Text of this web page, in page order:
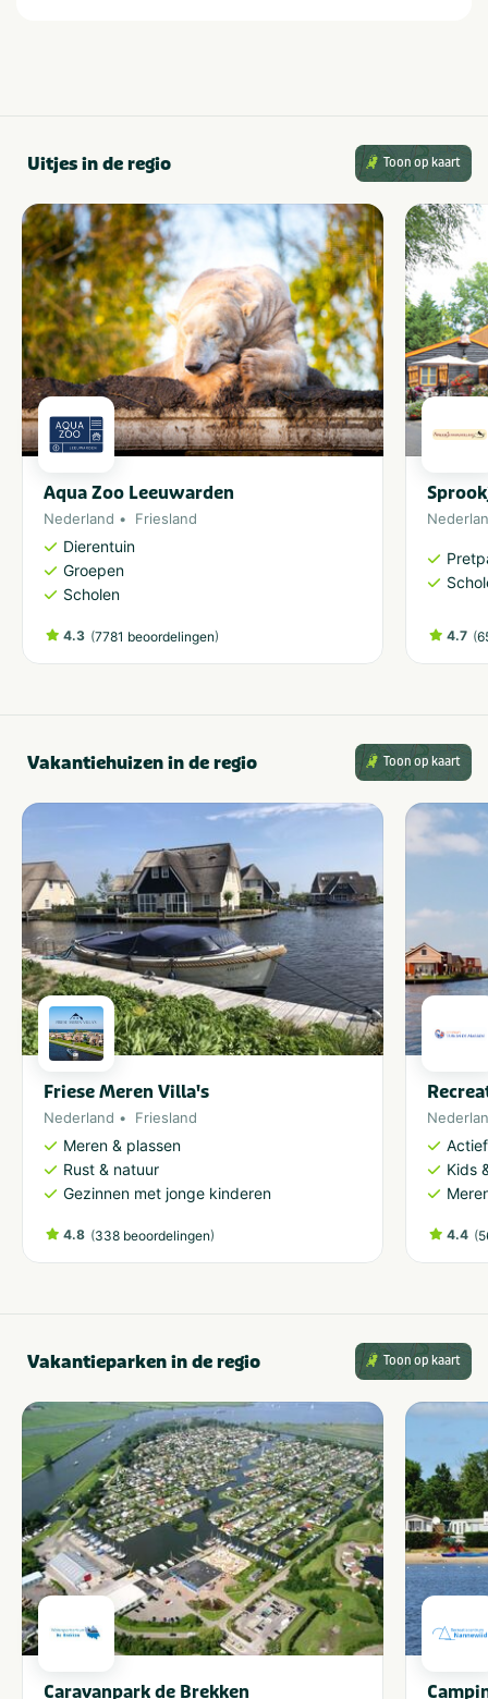
Wasdroger op camping
Babywasplaats
Eten en drinken
Restaurant (< 100m)
Uitjes in de regio Toon op kaart
Aqua Zoo Leeuwarden
Nederland Friesland
Dierentuin
Groepen
Scholen
4.3 (7781 beoordelingen) 4.7 (
Vakantiehuizen in de regio Toon op kaart
Friese Meren Villa's
Nederland Friesland
Meren & plassen
Rust & natuur
Gezinnen met jonge kinderen
4.8 (338 beoordelingen)
Kids
4.4 (
Vakantieparken in de regio Toon op kaart
Caravanpark de Brekken